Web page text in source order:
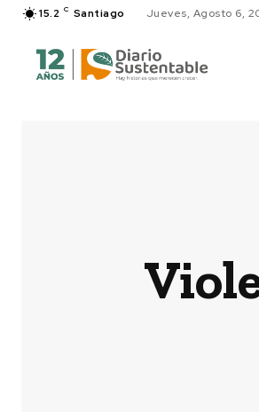
15.2 C Santiago Jueves, Agosto 6,